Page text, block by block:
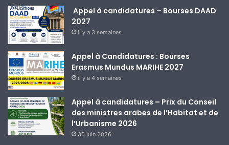
Appel à candidatures – Bourses DAAD
2027
il y a 3 semaines
Appel à Candidatures : Bourses
Erasmus Mundus MARIHE 2027
il y a 4 semaines
Appel à candidatures – Prix du Conseil
des ministres arabes de l’Habitat et de
l’Urbanisme 2026
30 juin 2026